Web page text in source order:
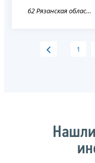
62 Рязанская область
1